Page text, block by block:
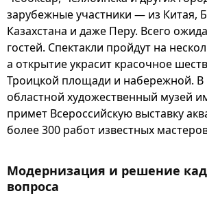
зарубежные участники — из Китая,
Казахстана и даже Перу. Всего
гостей. Спектакли пройдут на
а открытие украсит красочное
Троицкой площади и набережной. В
областной художественный музей
примет Всероссийскую выставку
более 300 работ известных
Модернизация и решение
вопроса